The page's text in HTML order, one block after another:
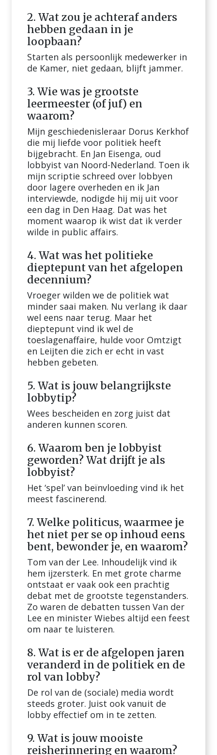
2. Wat zou je achteraf anders
hebben gedaan in je
loopbaan?
Starten als persoonlijk medewerker in
de Kamer, niet gedaan, blijft jammer.
3. Wie was je grootste
leermeester (of juf) en
waarom?
Mijn geschiedenisleraar Dorus Kerkhof
die mij liefde voor politiek heeft
bijgebracht. En Jan Eisenga, oud
lobbyist van Noord-Nederland. Toen ik
mijn scriptie schreed over lobbyen
door lagere overheden en ik Jan
interviewde, nodigde hij mij uit voor
een dag in Den Haag. Dat was het
moment waarop ik wist dat ik verder
wilde in public affairs.
4. Wat was het politieke
dieptepunt van het afgelopen
decennium?
Vroeger wilden we de politiek wat
minder saai maken. Nu verlang ik daar
wel eens naar terug. Maar het
dieptepunt vind ik wel de
toeslagenaffaire, hulde voor Omtzigt
en Leijten die zich er echt in vast
hebben gebeten.
5. Wat is jouw belangrijkste
lobbytip?
Wees bescheiden en zorg juist dat
anderen kunnen scoren.
6. Waarom ben je lobbyist
geworden? Wat drijft je als
lobbyist?
Het ‘spel’ van beïnvloeding vind ik het
meest fascinerend.
7. Welke politicus, waarmee je
het niet per se op inhoud eens
bent, bewonder je, en waarom?
Tom van der Lee. Inhoudelijk vind ik
hem ijzersterk. En met grote charme
ontstaat er vaak ook een prachtig
debat met de grootste tegenstanders.
Zo waren de debatten tussen Van der
Lee en minister Wiebes altijd een feest
om naar te luisteren.
8. Wat is er de afgelopen jaren
veranderd in de politiek en de
rol van lobby?
De rol van de (sociale) media wordt
steeds groter. Juist ook vanuit de
lobby effectief om in te zetten.
9. Wat is jouw mooiste
reisherinnering en waarom?